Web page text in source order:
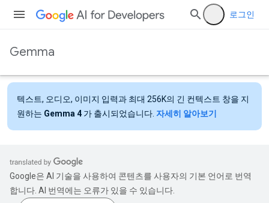
로그인
Gemma
텍스트, 오디오, 이미지 입력과 최대 256K의 긴 컨텍스트 창을 지
원하는 Gemma 4 가 출시되었습니다. 자세히 알아보기
Google은 AI 기술을 사용하여 콘텐츠를 사용자의 기본 언어로 번역
합니다. AI 번역에는 오류가 있을 수 있습니다.